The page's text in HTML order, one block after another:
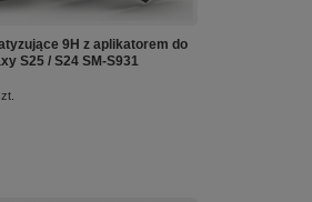
9H z aplikatorem do
S25 / S24 SM-S931